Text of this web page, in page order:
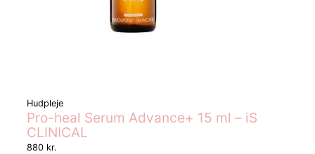
Hudpleje
Pro-heal Serum Advance+ 15 ml – iS
CLINICAL
880 kr.